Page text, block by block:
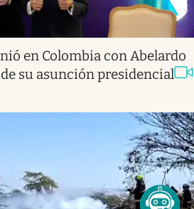
en Colombia con Abelardo
su asunción presidencial